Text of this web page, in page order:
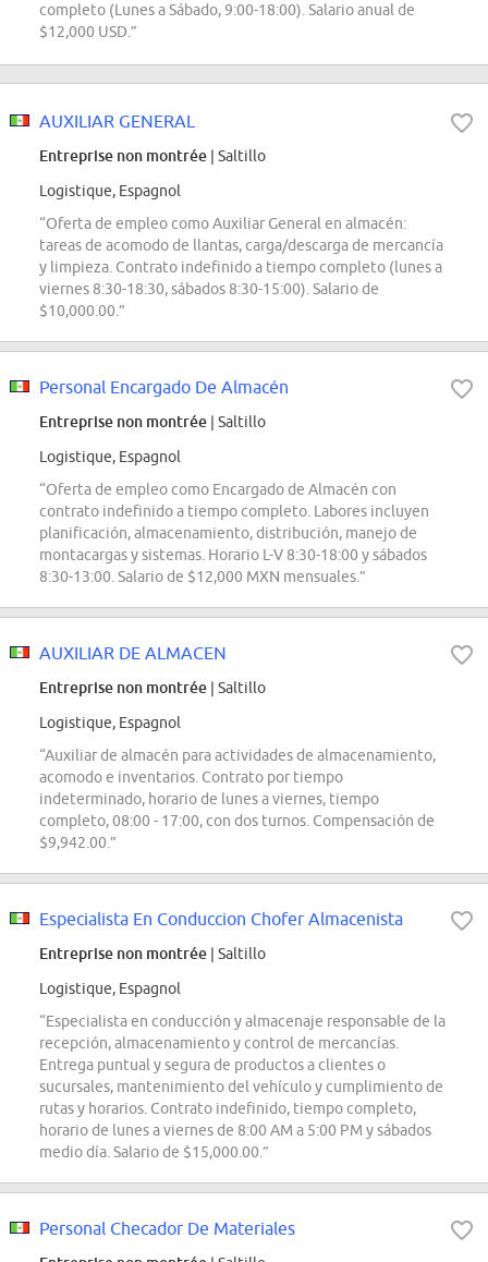
completo (Lunes a Sábado, 9:00-18:00). Salario anual de
$12,000 USD.”
AUXILIAR GENERAL
Entreprise non montrée | Saltillo
Logistique, Espagnol
“Oferta de empleo como Auxiliar General en almacén:
tareas de acomodo de llantas, carga/descarga de mercancía
y limpieza. Contrato indefinido a tiempo completo (lunes a
viernes 8:30-18:30, sábados 8:30-15:00). Salario de
$10,000.00.”
Personal Encargado De Almacén
Entreprise non montrée | Saltillo
Logistique, Espagnol
“Oferta de empleo como Encargado de Almacén con
contrato indefinido a tiempo completo. Labores incluyen
planificación, almacenamiento, distribución, manejo de
montacargas y sistemas. Horario L-V 8:30-18:00 y sábados
8:30-13:00. Salario de $12,000 MXN mensuales.”
AUXILIAR DE ALMACEN
Entreprise non montrée | Saltillo
Logistique, Espagnol
“Auxiliar de almacén para actividades de almacenamiento,
acomodo e inventarios. Contrato por tiempo
indeterminado, horario de lunes a viernes, tiempo
completo, 08:00 - 17:00, con dos turnos. Compensación de
$9,942.00.”
Especialista En Conduccion Chofer Almacenista
Entreprise non montrée | Saltillo
Logistique, Espagnol
“Especialista en conducción y almacenaje responsable de la
recepción, almacenamiento y control de mercancías.
Entrega puntual y segura de productos a clientes o
sucursales, mantenimiento del vehículo y cumplimiento de
rutas y horarios. Contrato indefinido, tiempo completo,
horario de lunes a viernes de 8:00 AM a 5:00 PM y sábados
medio día. Salario de $15,000.00.”
Personal Checador De Materiales